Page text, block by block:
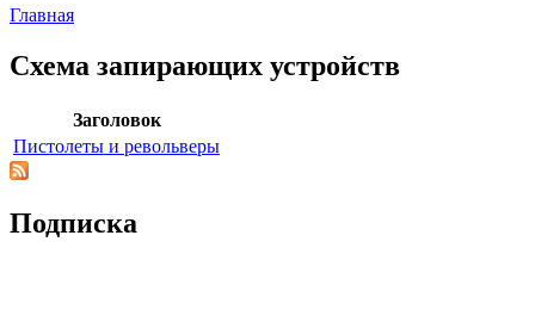
Главная
Схема запирающих устройств
Заголовок
Пистолеты и револьверы
Подписка